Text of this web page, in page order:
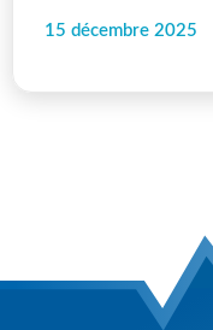
15 décembre 2025